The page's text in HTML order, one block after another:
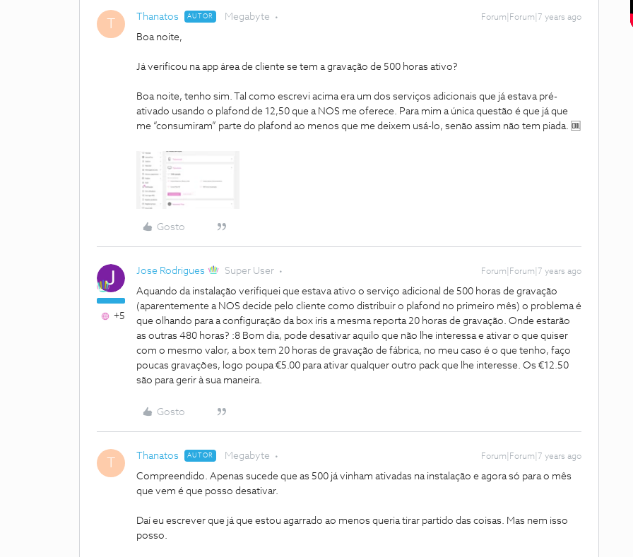
Thanatos AUTOR Megabyte Forum|Forum|7 years ago
Boa noite,
Já verificou na app área de cliente se tem a gravação de 500 horas ativo?
Boa noite, tenho sim. Tal como escrevi acima era um dos serviços adicionais que já estava pré-
ativado usando o plafond de 12,50 que a NOS me oferece. Para mim a única questão é que já que
me “consumiram” parte do plafond ao menos que me deixem usá-lo, senão assim não tem piada. 🆒
Gosto
+5
Jose Rodrigues Super User Forum|Forum|7 years ago
Aquando da instalação verifiquei que estava ativo o serviço adicional de 500 horas de gravação
(aparentemente a NOS decide pelo cliente como distribuir o plafond no primeiro mês) o problema é
que olhando para a configuração da box iris a mesma reporta 20 horas de gravação. Onde estarão
as outras 480 horas? :8 Bom dia, pode desativar aquilo que não lhe interessa e ativar o que quiser
com o mesmo valor, a box tem 20 horas de gravação de fábrica, no meu caso é o que tenho, faço
poucas gravações, logo poupa €5.00 para ativar qualquer outro pack que lhe interesse. Os €12.50
são para gerir à sua maneira.
Gosto
T Thanatos AUTOR Megabyte Forum|Forum|7 years ago
Compreendido. Apenas sucede que as 500 já vinham ativadas na instalação e agora só para o mês
que vem é que posso desativar.
Daí eu escrever que já que estou agarrado ao menos queria tirar partido das coisas. Mas nem isso
posso.